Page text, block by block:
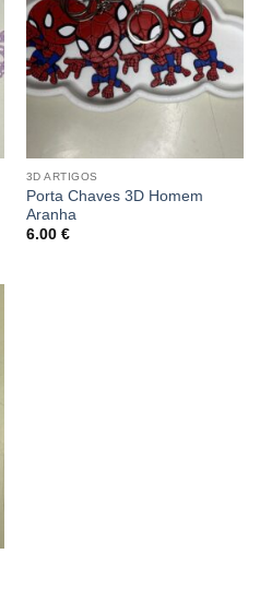
3D ARTIGOS
Porta Chaves 3D Homem
Aranha
6.00 €